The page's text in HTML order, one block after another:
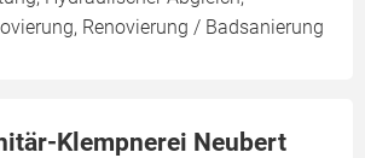
Renovierung / Badsanierung
Klempnerei Neubert